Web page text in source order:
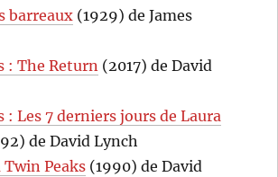
barreaux (1929) de James
: The Return (2017) de David
: Les 7 derniers jours de Laura
de David Lynch
Peaks (1990) de David